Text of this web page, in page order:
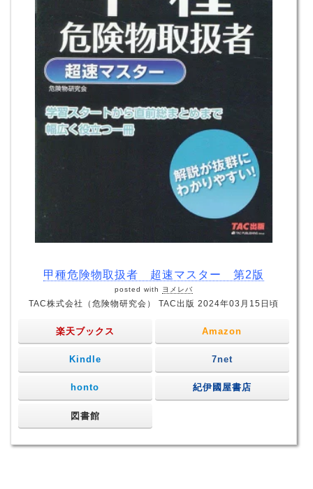
甲種危険物取扱者 超速マスター 第2版
posted with ヨメレバ
TAC株式会社（危険物研究会） TAC出版 2024年03月15日頃
楽天ブックス Amazon
Kindle 7net
honto 紀伊國屋書店
図書館